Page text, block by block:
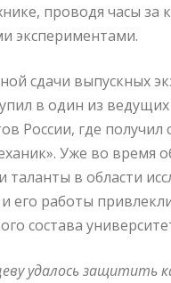
проводя часы за
экспериментами.
сдачи выпускных
в один из ведущих
России, где получил
Уже во время
таланты в области
его работы
состава
удалось защитить